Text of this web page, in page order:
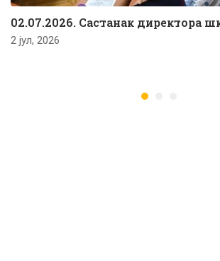
02.07.2026. Састанак директора
2 јул, 2026